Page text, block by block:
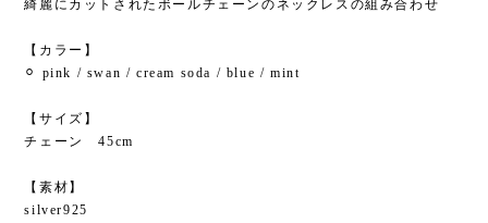
綺麗にカットされたボールチェーンのネックレスの組み合わせ
【カラー】
⚪︎ pink / swan / cream soda / blue / mint
【サイズ】
チェーン 45cm
【素材】
silver925